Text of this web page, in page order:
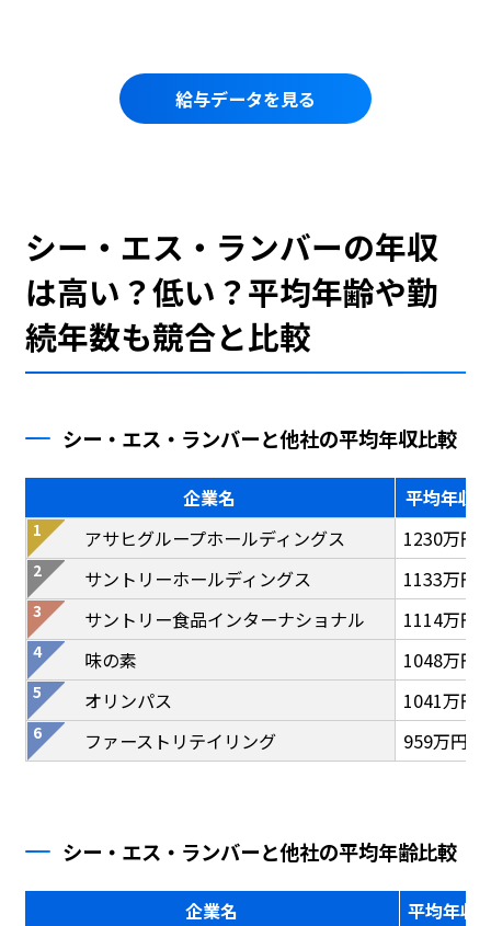
給与データを見る
シー・エス・ランバーの年収
は高い？低い？平均年齢や勤
続年数も競合と比較
シー・エス・ランバーと他社の平均年収比較
企業名
平均年収
アサヒグループホールディングス
1230万円
サントリーホールディングス
1133万円
サントリー食品インターナショナル
1114万円
味の素
1048万円
オリンパス
1041万円
ファーストリテイリング
959万円
シー・エス・ランバーと他社の平均年齢比較
企業名
平均年収